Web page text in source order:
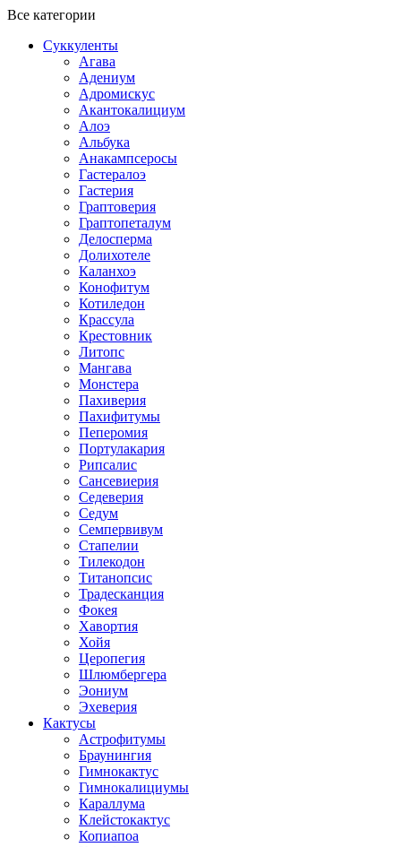
Все категории
Суккуленты
Агава
Адениум
Адромискус
Акантокалициум
Алоэ
Альбука
Анакампсеросы
Гастералоэ
Гастерия
Граптоверия
Граптопеталум
Делосперма
Долихотеле
Каланхоэ
Конофитум
Котиледон
Крассула
Крестовник
Литопс
Мангава
Монстера
Пахиверия
Пахифитумы
Пеперомия
Портулакария
Рипсалис
Сансевиерия
Седеверия
Седум
Семпервивум
Стапелии
Тилекодон
Титанопсис
Традесканция
Фокея
Хавортия
Хойя
Церопегия
Шлюмбергера
Эониум
Эхеверия
Кактусы
Астрофитумы
Браунингия
Гимнокактус
Гимнокалициумы
Караллума
Клейстокактус
Копиапоа